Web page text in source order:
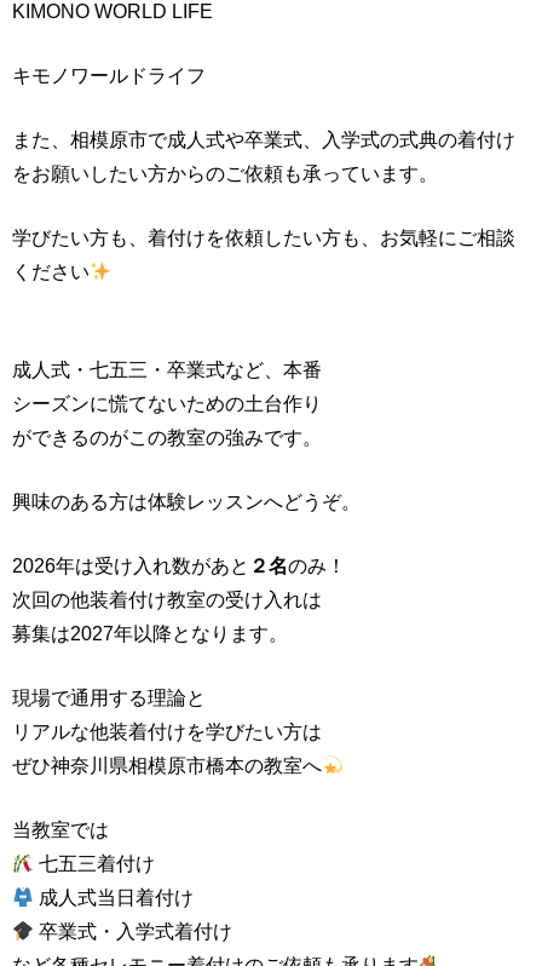
KIMONO WORLD LIFE
キモノワールドライフ
また、相模原市で成人式や卒業式、入学式の式典の着付け
をお願いしたい方からのご依頼も承っています。
学びたい方も、着付けを依頼したい方も、お気軽にご相談
ください
成人式・七五三・卒業式など、本番
シーズンに慌てないための土台作り
ができるのがこの教室の強みです。
興味のある方は体験レッスンへどうぞ。
2026年は受け入れ数があと ２名のみ！
次回の他装着付け教室の受け入れは
募集は2027年以降となります。
現場で通用する理論と
リアルな他装着付けを学びたい方は
ぜひ神奈川県相模原市橋本の教室へ
当教室では
七五三着付け
成人式当日着付け
卒業式・入学式着付け